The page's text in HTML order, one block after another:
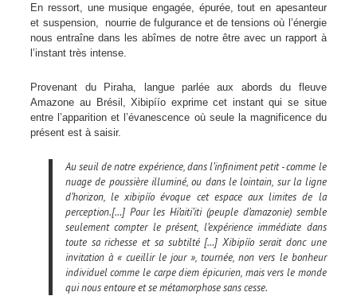
En ressort, une musique engagée, épurée, tout en apesanteur
et suspension, nourrie de fulgurance et de tensions où l’énergie
nous entraîne dans les abîmes de notre être avec un rapport à
l’instant très intense.
Provenant du Piraha, langue parlée aux abords du fleuve
Amazone au Brésil, Xibipíío exprime cet instant qui se situe
entre l’apparition et l’évanescence où seule la magnificence du
présent est à saisir.
Au seuil de notre expérience, dans l’infiniment petit - comme le
nuage de poussière illuminé, ou dans le lointain, sur la ligne
d’horizon, le xibipíío évoque cet espace aux limites de la
perception.[…] Pour les Hi’aiti’iti (peuple d’amazonie) semble
seulement compter le présent, l’expérience immédiate dans
toute sa richesse et sa subtilté […] Xibipíío serait donc une
invitation à « cueillir le jour », tournée, non vers le bonheur
individuel comme le carpe diem épicurien, mais vers le monde
qui nous entoure et se métamorphose sans cesse.